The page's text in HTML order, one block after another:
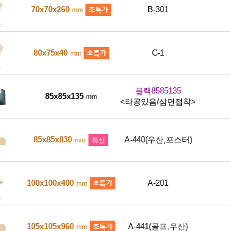
70x70x260 mm B-301
80x75x40 mm C-1
85x85x135 mm
블랙8585135
<타공있음/삼면접착>
85x85x830 mm 최신 A-440(우산,포스터)
100x100x400 mm A-201
105x105x960 mm A-441(골프,우산)